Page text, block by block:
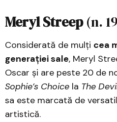
Meryl Streep(n.
Considerată de mulți cea
generației sale, Meryl
Oscar și are peste 20 de
Sophie’s Choice la The
sa este marcată de
artistică.